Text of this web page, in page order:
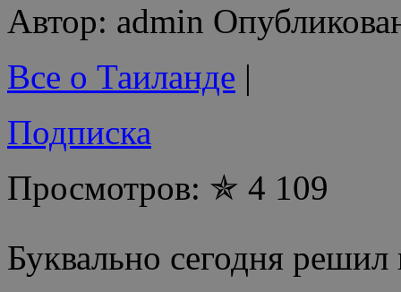
Автор: admin
Все о Таиланде |
Подписка
Просмотров: ✯ 4 109
Буквально сегодня